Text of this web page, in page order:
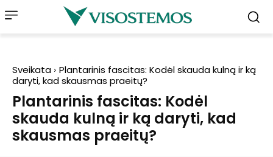
Sveikata
Plantarinis fascitas: Kodėl skauda kulną ir ką
daryti, kad skausmas praeitų?
Plantarinis fascitas: Kodėl
skauda kulną ir ką daryti, kad
skausmas praeitų?